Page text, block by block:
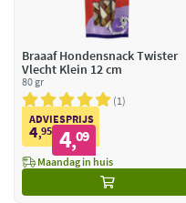
Braaaf Hondensnack Twister
Vlecht Klein 12 cm
80 gr
1
ADVIESPRIJS
4,95 4,09
Maandag in huis